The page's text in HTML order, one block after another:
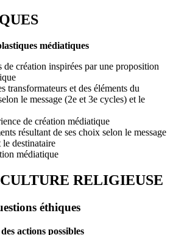
médiatiques
de création inspirées par une proposition
transformateurs et des éléments du
le message (2e et 3e cycles) et le
de création médiatique
résultant de ses choix selon le message
le destinataire
médiatique
RELIGIEUSE
éthiques
actions possibles